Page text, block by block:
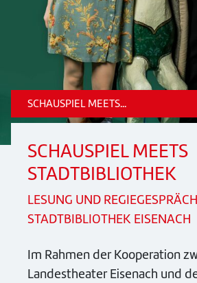
SCHAUSPIEL MEETS...
SCHAUSPIEL MEETS
STADTBIBLIOTHEK
LESUNG UND
STADTBIBLIOTHEK EISENACH
Im Rahmen der Kooperation
Landestheater Eisenach und